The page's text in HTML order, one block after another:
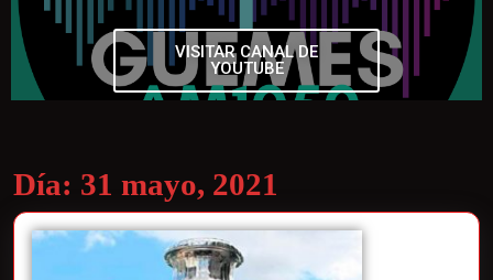
VISITAR CANAL DE
YOUTUBE
Día: 31 mayo, 2021